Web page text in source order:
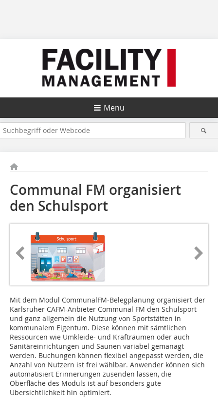
Menü
Communal FM organisiert
den Schulsport
Mit dem Modul CommunalFM-Beleg­planung organisiert der
Karlsruher CAFM-Anbieter Communal FM den Schulsport
und ganz allgemein die Nutzung von Sportstätten in
kommunalem Eigentum. Diese können mit sämtlichen
Ressourcen wie Umkleide- und Krafträumen oder auch
Sanitäreinrichtungen und Saunen variabel gemanagt
werden. Buchungen können flexibel angepasst werden, die
Anzahl von Nutzern ist frei wählbar. Anwender können sich
automatisiert Erinnerungen zusenden lassen, die
Oberfläche des Moduls ist auf besonders gute
Übersichtlichkeit hin optimiert.